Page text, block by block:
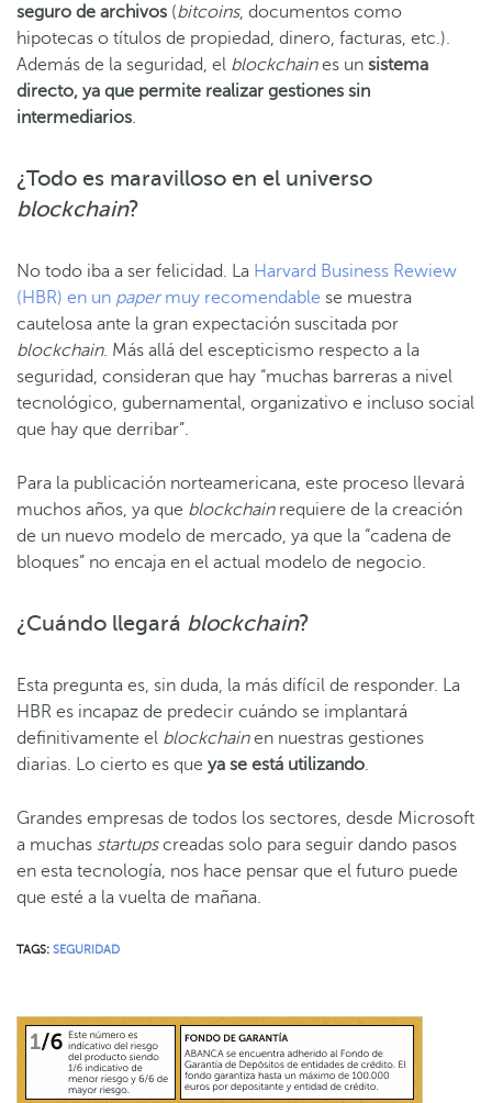
seguro de archivos (bitcoins, documentos como
hipotecas o títulos de propiedad, dinero, facturas, etc.).
Además de la seguridad, el blockchaines un sistema
directo, ya que permite realizar gestiones sin
intermediarios.
¿Todo es maravilloso en el universo
blockchain?
No todo iba a ser felicidad. La Harvard Business Rewiew
(HBR) en un papermuy recomendable se muestra
cautelosa ante la gran expectación suscitada por
blockchain. Más allá del escepticismo respecto a la
seguridad, consideran que hay “muchas barreras a nivel
tecnológico, gubernamental, organizativo e incluso social
que hay que derribar”.
Para la publicación norteamericana, este proceso llevará
muchos años, ya que blockchainrequiere de la creación
de un nuevo modelo de mercado, ya que la “cadena de
bloques” no encaja en el actual modelo de negocio.
¿Cuándo llegará blockchain?
Esta pregunta es, sin duda, la más difícil de responder. La
HBR es incapaz de predecir cuándo se implantará
definitivamente el blockchainen nuestras gestiones
diarias. Lo cierto es que ya se está utilizando.
Grandes empresas de todos los sectores, desde Microsoft
a muchas startupscreadas solo para seguir dando pasos
en esta tecnología, nos hace pensar que el futuro puede
que esté a la vuelta de mañana.
TAGS: SEGURIDAD